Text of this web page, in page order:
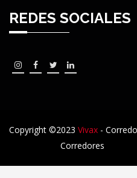
REDES SOCIALES
Copyright ©2023 Vivax -
Corredores